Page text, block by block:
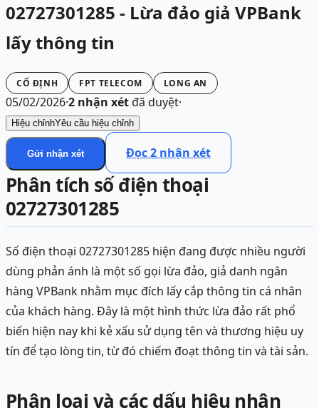
02727301285 - Lừa đảo giả VPBank
lấy thông tin
CỐ ĐỊNH FPT TELECOM LONG AN
05/02/2026·2 nhận xétđã duyệt·
Hiệu chỉnhYêu cầu hiệu chỉnh
Gửi nhận xét Đọc2 nhận xét
Phân tích số điện thoại
02727301285
Số điện thoại 02727301285 hiện đang được nhiều người
dùng phản ánh là một số gọi lừa đảo, giả danh ngân
hàng VPBank nhằm mục đích lấy cắp thông tin cá nhân
của khách hàng. Đây là một hình thức lừa đảo rất phổ
biến hiện nay khi kẻ xấu sử dụng tên và thương hiệu uy
tín để tạo lòng tin, từ đó chiếm đoạt thông tin và tài sản.
Phân loại và các dấu hiệu nhận